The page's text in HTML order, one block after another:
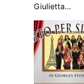
Giulietta…